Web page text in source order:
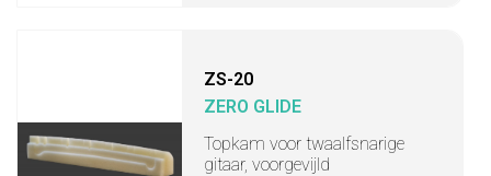
ZS-20
ZERO GLIDE
Topkam voor twaalfsnarige
gitaar, voorgevijld